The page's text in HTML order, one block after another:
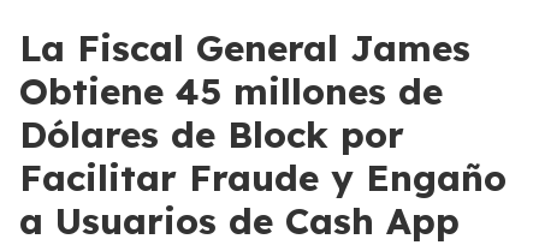
La Fiscal General James
Obtiene 45 millones de
Dólares de Block por
Facilitar Fraude y Engaño
a Usuarios de Cash App